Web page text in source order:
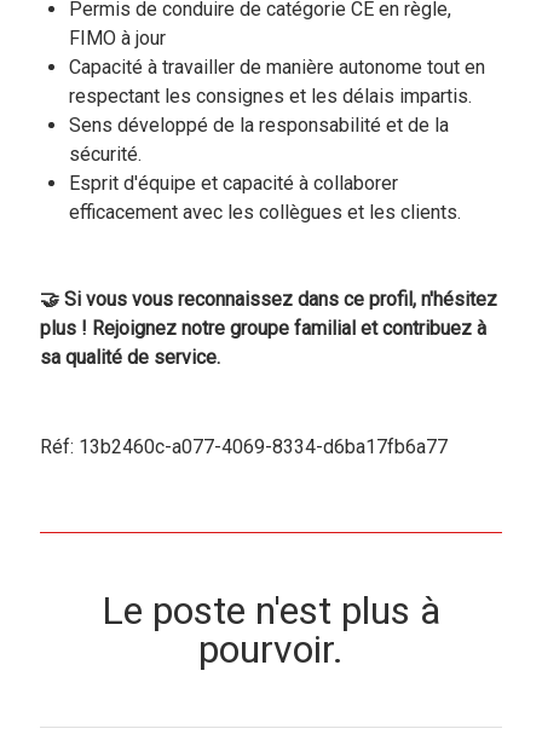
Permis de conduire de catégorie CE en règle,
FIMO à jour
Capacité à travailler de manière autonome tout en
respectant les consignes et les délais impartis.
Sens développé de la responsabilité et de la
sécurité.
Esprit d'équipe et capacité à collaborer
efficacement avec les collègues et les clients.
🤝 Si vous vous reconnaissez dans ce profil, n'hésitez
plus ! Rejoignez notre groupe familial et contribuez à
sa qualité de service.
Réf: 13b2460c-a077-4069-8334-d6ba17fb6a77
Le poste n'est plus à
pourvoir.